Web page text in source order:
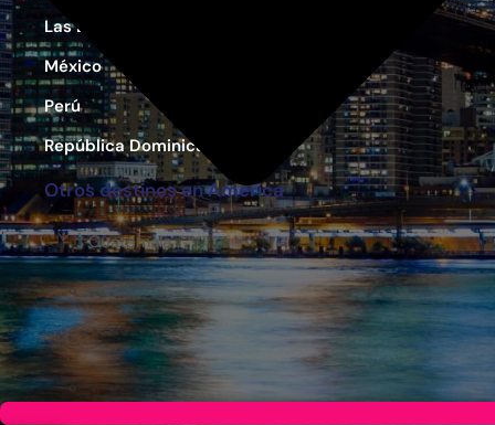
Las Bahamas
México
Perú
República Dominicana
Otros destinos en América
Guatemala